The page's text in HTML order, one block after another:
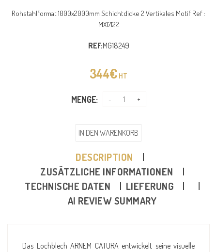
Rohstahlformat 1000x2000mm Schichtdicke 2 Vertikales Motif Ref :
MX17122
REF:MG18249
344€ HT
MENGE:
IN DEN WARENKORB
DESCRIPTION
ZUSÄTZLICHE INFORMATIONEN
TECHNISCHE DATEN
LIEFERUNG
AI REVIEW SUMMARY
Das Lochblech ARNEM CATURA entwickelt seine visuelle